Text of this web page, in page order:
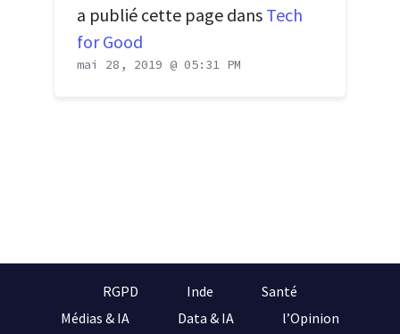
a publié cette page dans Tech
for Good
mai 28, 2019 @ 05:31 PM
RGPD Inde
Santé
Médias & IA
Data & IA
l’Opinion